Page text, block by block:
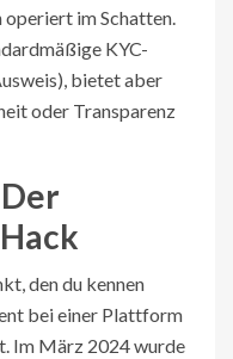
operiert im Schatten.
KYC-
bietet aber
oder Transparenz
den du kennen
bei einer Plattform
Im März 2024 wurde